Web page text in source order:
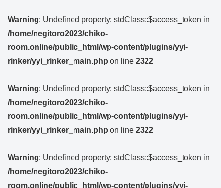
Warning: Undefined property: stdClass::$access_token in
/home/negitoro2023/chiko-
room.online/public_html/wp-content/plugins/yyi-
rinker/yyi_rinker_main.php on line 2322
Warning: Undefined property: stdClass::$access_token in
/home/negitoro2023/chiko-
room.online/public_html/wp-content/plugins/yyi-
rinker/yyi_rinker_main.php on line 2322
Warning: Undefined property: stdClass::$access_token in
/home/negitoro2023/chiko-
room.online/public_html/wp-content/plugins/yyi-